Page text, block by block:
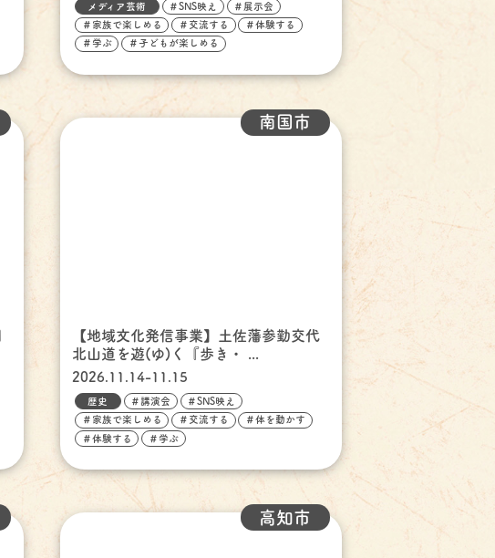
メディア芸術 ＃SNS映え ＃展示会
＃家族で楽しめる ＃交流する ＃体験する
＃学ぶ ＃子どもが楽しめる
【地域文化発信事業】土佐藩参勤交代
北山道を遊(ゆ)く『歩き・ ...
南国市
2026.11.14-11.15
歴史 ＃講演会 ＃SNS映え
＃家族で楽しめる ＃交流する ＃体を動かす
＃体験する ＃学ぶ
高知市